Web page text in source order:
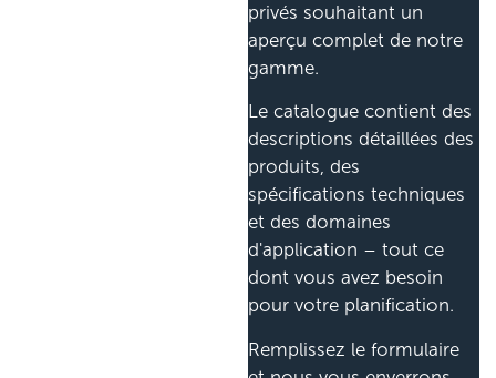
privés souhaitant un
aperçu complet de notre
gamme.
Le catalogue contient des
descriptions détaillées des
produits, des
spécifications techniques
et des domaines
d'application – tout ce
dont vous avez besoin
pour votre planification.
Remplissez le formulaire